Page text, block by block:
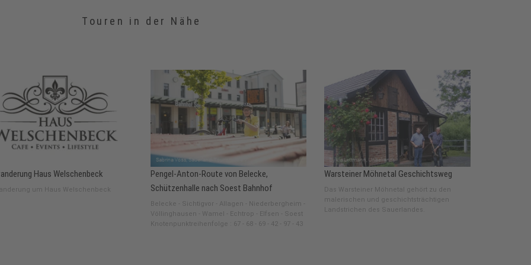
Touren in der Nähe
Haus Welschenbeck
um Haus Welschenbeck
Pengel-Anton-Route von Belecke,
Schützenhalle nach Soest Bahnhof
Belecke - Sichtigvor - Allagen - Niederbergheim -
Völlinghausen - Wamel - Echtrop - Elfsen - Soest
Knotenpunktreihenfolge : 67 - 68 - 69 - 42 - 97 - 43
Warsteiner Möhnetal Geschichtsweg
Das Warsteiner Möhnetal gehört zu den
malerischen und geschichtsträchtigen
Landstrichen des Sauerlandes.